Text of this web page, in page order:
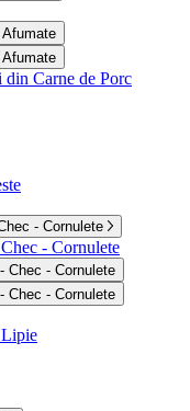
din Carne de Porc
- Cornulete
- Cornulete
Chec - Cornulete
Chec - Cornulete
Lipie